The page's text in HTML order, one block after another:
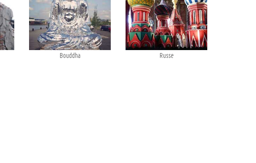
Bouddha Russe